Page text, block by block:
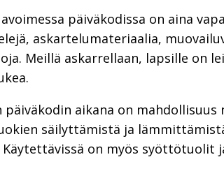
päiväkodissa on aina
askartelumateriaalia,
Meillä askarrellaan, lapsille on
päiväkodin aikana on
säilyttämistä ja
on myös syöttötuolit